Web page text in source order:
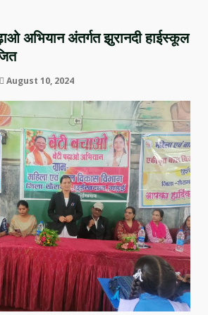
अभियान अंतर्गत झुरानदी हाईस्कूल
August 10, 2024